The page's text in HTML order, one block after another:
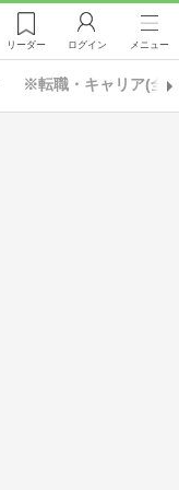
リーダー ログイン メニュー
※転職・キャリア(全